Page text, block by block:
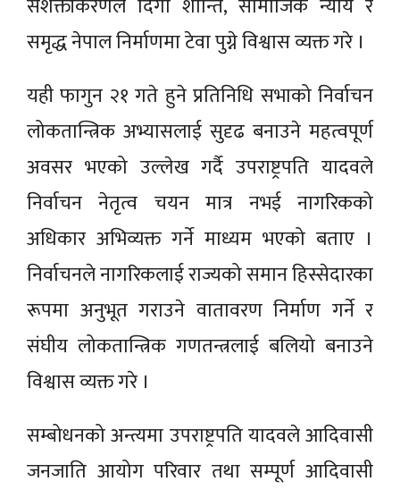
सशक्तीकरणले दिगो शान्ति, सामाजिक न्याय र
समृद्ध नेपाल निर्माणमा टेवा पुग्ने विश्वास व्यक्त गरे ।
यही फागुन २१ गते हुने प्रतिनिधि सभाको निर्वाचन
लोकतान्त्रिक अभ्यासलाई सुदृढ बनाउने महत्वपूर्ण
अवसर भएको उल्लेख गर्दै उपराष्ट्रपति यादवले
निर्वाचन नेतृत्व चयन मात्र नभई नागरिकको
अधिकार अभिव्यक्त गर्ने माध्यम भएको बताए ।
निर्वाचनले नागरिकलाई राज्यको समान हिस्सेदारका
रूपमा अनुभूत गराउने वातावरण निर्माण गर्ने र
संघीय लोकतान्त्रिक गणतन्त्रलाई बलियो बनाउने
विश्वास व्यक्त गरे ।
सम्बोधनको अन्त्यमा उपराष्ट्रपति यादवले आदिवासी
जनजाति आयोग परिवार तथा सम्पूर्ण आदिवासी